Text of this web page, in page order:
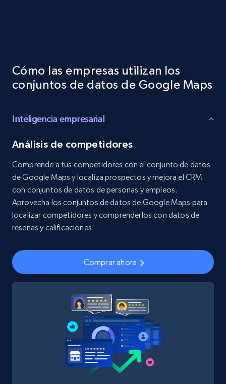
Cómo las empresas utilizan los
conjuntos de datos de Google Maps
Inteligencia empresarial
Análisis de competidores
Comprende a tus competidores con el conjunto de datos
de Google Maps y localiza prospectos y mejora el CRM
con conjuntos de datos de personas y empleos.
Aprovecha los conjuntos de datos de Google Maps para
localizar competidores y comprenderlos con datos de
reseñas y calificaciones.
Comprar ahora